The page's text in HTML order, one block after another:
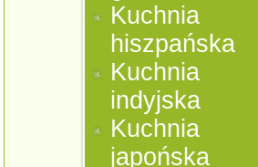
Kuchnia
hiszpańska
Kuchnia
indyjska
Kuchnia
japońska